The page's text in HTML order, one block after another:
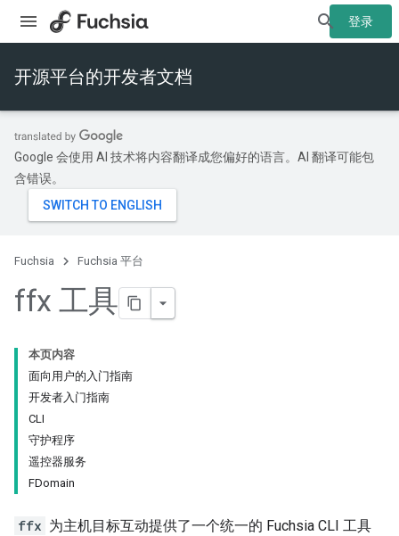
登录
开源平台的开发者文档
Google 会使用 AI 技术将内容翻译成您偏好的语言。AI 翻译可能包
含错误。
Fuchsia Fuchsia 平台
ffx 工具
本页内容
面向用户的入门指南
开发者入门指南
CLI
守护程序
遥控器服务
FDomain
ffx 为主机目标互动提供了一个统一的 Fuchsia CLI 工具